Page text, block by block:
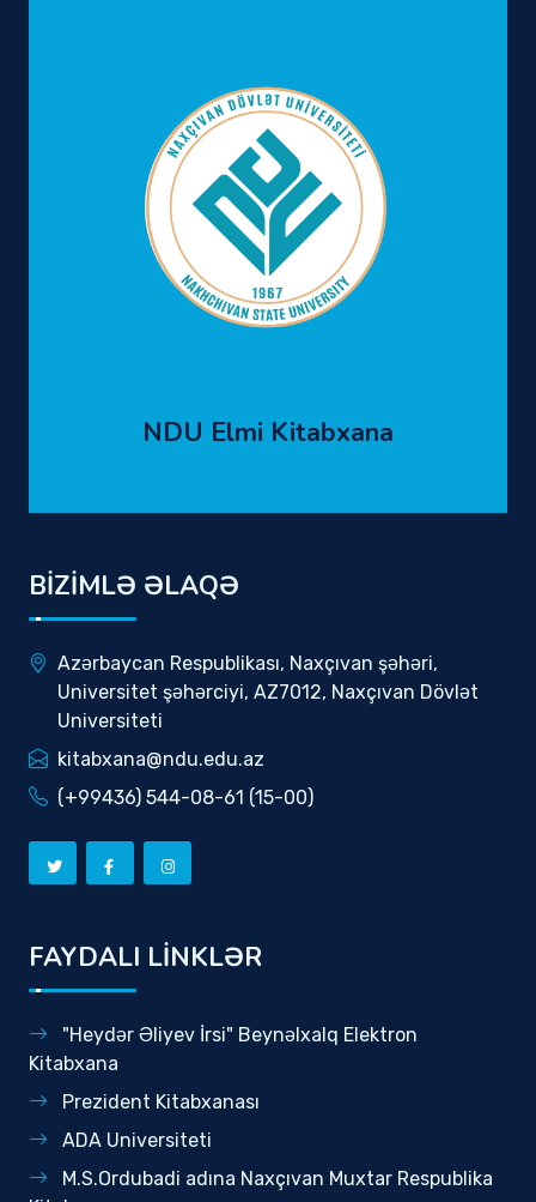
NDU Elmi Kitabxana
BİZİMLƏ ƏLAQƏ
Azərbaycan Respublikası, Naxçıvan şəhəri,
Universitet şəhərciyi, AZ7012, Naxçıvan Dövlət
Universiteti
kitabxana@ndu.edu.az
(+99436) 544-08-61 (15-00)
FAYDALI LİNKLƏR
"Heydər Əliyev İrsi" Beynəlxalq Elektron
Kitabxana
Prezident Kitabxanası
ADA Universiteti
M.S.Ordubadi adına Naxçıvan Muxtar Respublika